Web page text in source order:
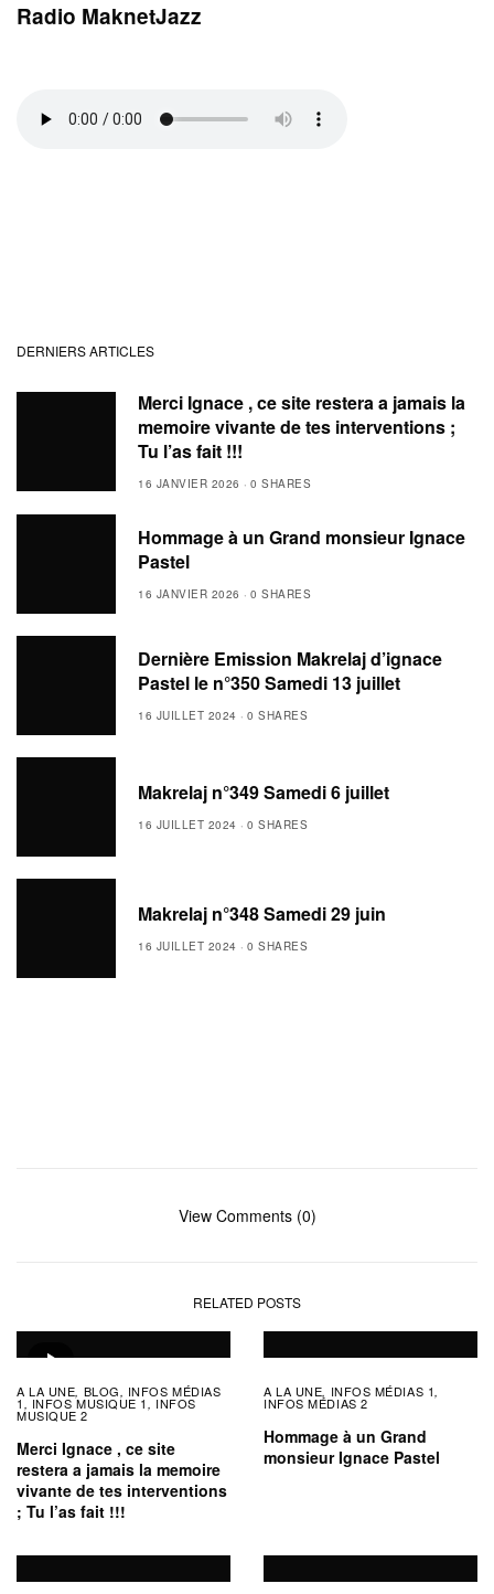
Radio MaknetJazz
DERNIERS ARTICLES
Merci Ignace , ce site restera a jamais la
memoire vivante de tes interventions ;
Tu l’as fait !!!
16 JANVIER 2026 0 SHARES
Hommage à un Grand monsieur Ignace
Pastel
16 JANVIER 2026 0 SHARES
Dernière Emission Makrelaj d’ignace
Pastel le n°350 Samedi 13 juillet
16 JUILLET 2024 0 SHARES
Makrelaj n°349 Samedi 6 juillet
16 JUILLET 2024 0 SHARES
Makrelaj n°348 Samedi 29 juin
16 JUILLET 2024 0 SHARES
View Comments (0)
RELATED POSTS
A LA UNE, BLOG, INFOS MÉDIAS
1 , INFOS MUSIQUE 1 , INFOS
MUSIQUE 2
Merci Ignace , ce site
restera a jamais la memoire
vivante de tes interventions
; Tu l’as fait !!!
A LA UNE, INFOS MÉDIAS 1,
INFOS MÉDIAS 2
Hommage à un Grand
monsieur Ignace Pastel